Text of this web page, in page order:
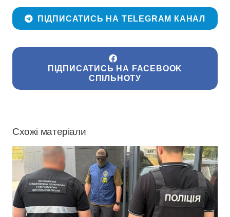
ПІДПИСАТИСЬ НА TELEGRAM КАНАЛ
ПІДПИСАТИСЬ НА FACEBOOK
СПІЛЬНОТУ
Схожі матеріали